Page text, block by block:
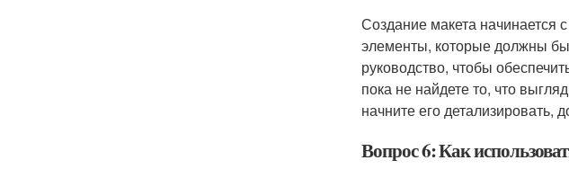
Создание макета
элементы, которые должны
руководство, чтобы
пока не найдете то, что
начните его детализировать,
Вопрос 6: Как